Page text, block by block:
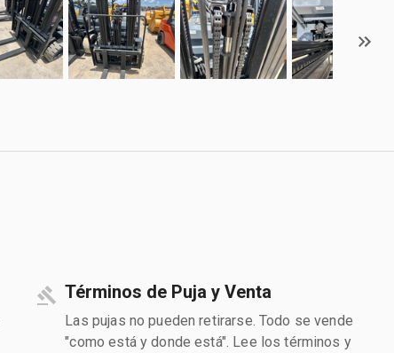
Términos de Puja y Venta
Las pujas no pueden retirarse. Todo se vende
"como está y donde está". Lee los términos y